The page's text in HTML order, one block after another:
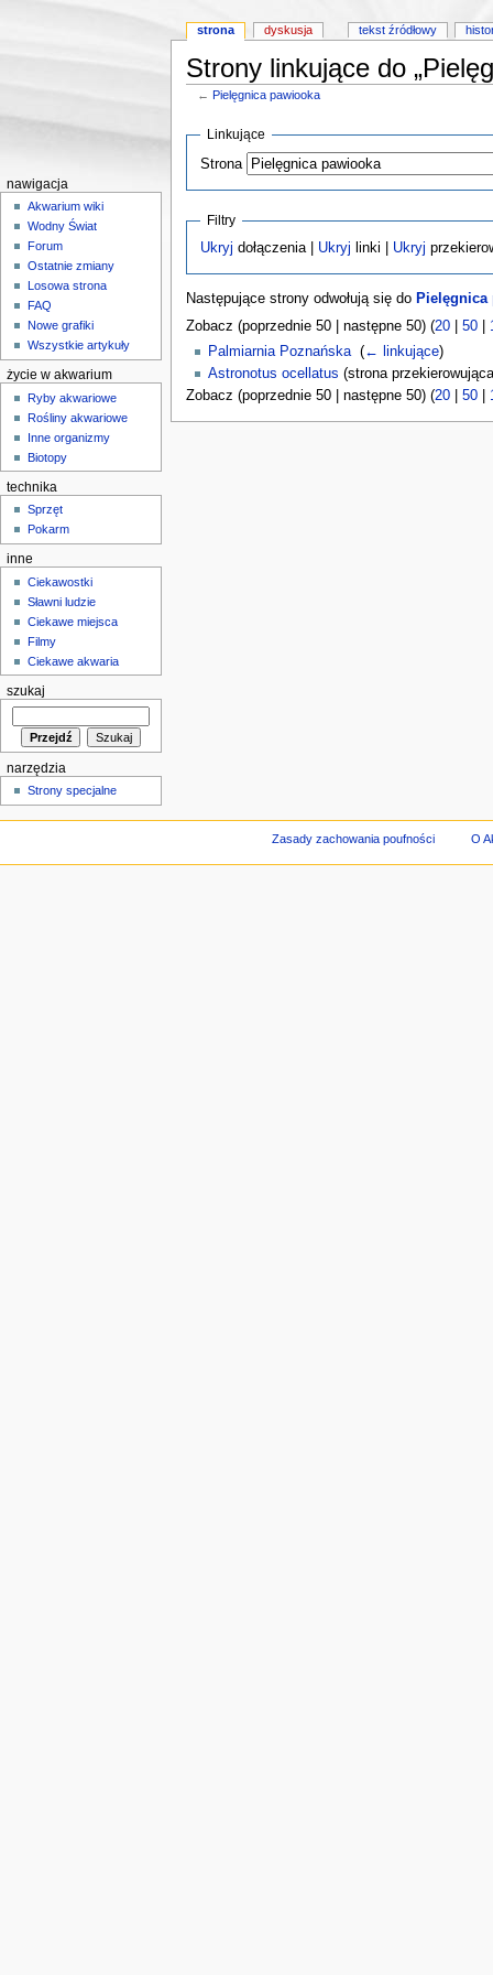
Strony linkujące do
←Pielęgnica pawiooka
Linkujące
Strona
Filtry
Ukryj dołączenia | Ukryj linki | Ukryj
Następujące strony odwołują się do Pielęgnica
Zobacz (poprzednie 50 | następne 50) (20| 50|
Palmiarnia Poznańska‎ (← linkujące)
Astronotus ocellatus (strona
Zobacz (poprzednie 50 | następne 50) (20| 50|
strona dyskusja tekst źródłowy
nawigacja
Akwarium wiki
Wodny Świat
Forum
Ostatnie zmiany
Losowa strona
FAQ
Nowe grafiki
Wszystkie artykuły
życie w akwarium
Ryby akwariowe
Rośliny akwariowe
Inne organizmy
Biotopy
technika
Sprzęt
Pokarm
inne
Ciekawostki
Sławni ludzie
Ciekawe miejsca
Filmy
Ciekawe akwaria
szukaj
narzędzia
Strony specjalne
Zasady zachowania poufności O